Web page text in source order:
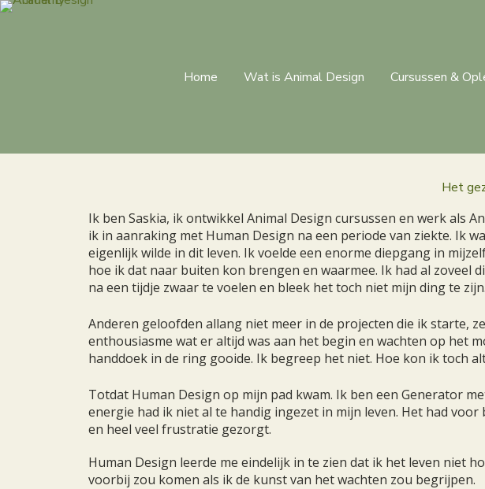
Home Wat is Animal Design Cursussen &
Het
Ik ben Saskia, ik ontwikkel Animal Design cursussen en werk als
ik in aanraking met Human Design na een periode van ziekte. Ik
eigenlijk wilde in dit leven. Ik voelde een enorme diepgang in
hoe ik dat naar buiten kon brengen en waarmee. Ik had al zoveel
na een tijdje zwaar te voelen en bleek het toch niet mijn ding te zijn.
Anderen geloofden allang niet meer in de projecten die ik starte,
enthousiasme wat er altijd was aan het begin en wachten op het
handdoek in de ring gooide. Ik begreep het niet. Hoe kon ik toch
Totdat Human Design op mijn pad kwam. Ik ben een Generator
energie had ik niet al te handig ingezet in mijn leven. Het had
en heel veel frustratie gezorgt.
Human Design leerde me eindelijk in te zien dat ik het leven niet
voorbij zou komen als ik de kunst van het wachten zou begrijpen.